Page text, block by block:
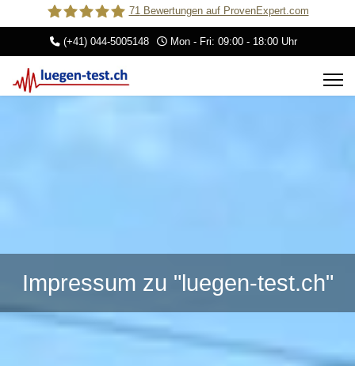
Trust-Check Lügendetektortests
71 Bewertungen auf ProvenExpert.com
(+41) 044-5005148 Mon - Fri: 09:00 - 18:00 Uhr
Impressum zu "luegen-test.ch"